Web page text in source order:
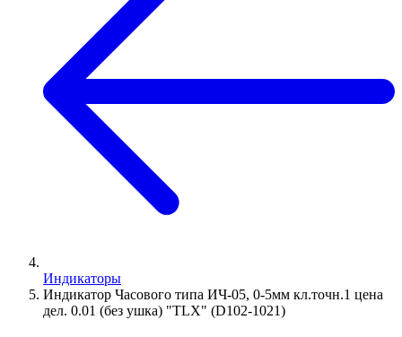
Индикаторы
Индикатор Часового типа ИЧ-05, 0-5мм кл.точн.1 цена
дел. 0.01 (без ушка) "TLX" (D102-1021)